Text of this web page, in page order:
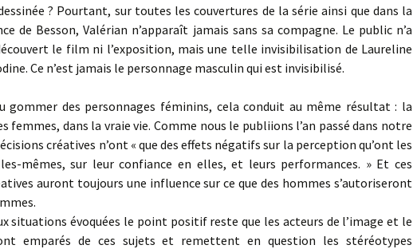
? Pourtant, sur toutes les couvertures de la série ainsi que dans la
de Besson, Valérian n’apparaît jamais sans sa compagne. Le public n’a
le film ni l’exposition, mais une telle invisibilisation de Laureline
Ce n’est jamais le personnage masculin qui est invisibilisé.
gommer des personnages féminins, cela conduit au même résultat : la
femmes, dans la vraie vie. Comme nous le publiions l’an passé dans notre
créatives n’ont « que des effets négatifs sur la perception qu’ont les
mêmes, sur leur confiance en elles, et leurs performances. » Et ces
auront toujours une influence sur ce que des hommes s’autoriseront
situations évoquées le point positif reste que les acteurs de l’image et le
emparés de ces sujets et remettent en question les stéréotypes